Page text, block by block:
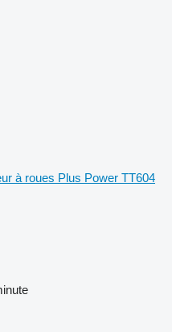
à roues Plus Power TT604